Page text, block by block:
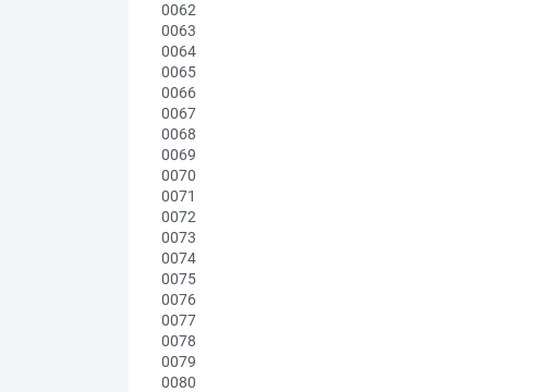
0062
0063
0064
0065
0066
0067
0068
0069
0070
0071
0072
0073
0074
0075
0076
0077
0078
0079
0080